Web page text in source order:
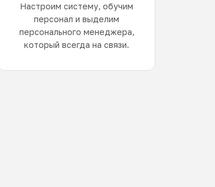
Настроим систему, обучим
персонал и выделим
персонального менеджера,
который всегда на связи.